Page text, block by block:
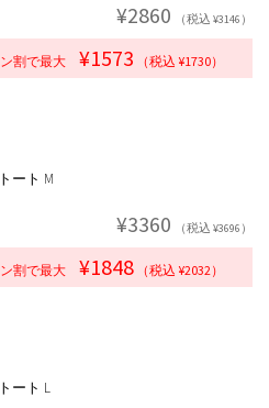
¥2860 （税込 ¥3146）
割で最大 ¥1573 （税込 ¥1730）
ート M
¥3360 （税込 ¥3696）
割で最大 ¥1848 （税込 ¥2032）
ート L